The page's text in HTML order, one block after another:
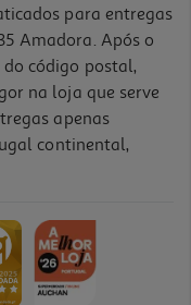
para entregas
Amadora. Após o
código postal,
na loja que serve
apenas
continental,